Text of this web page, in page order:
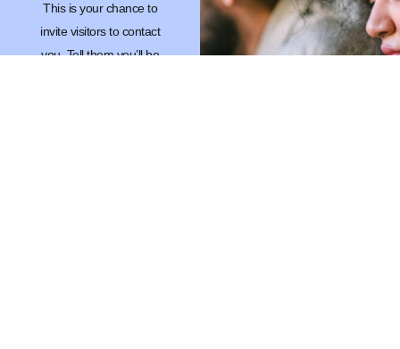
This is your chance to
invite visitors to contact
you. Tell them you’ll be